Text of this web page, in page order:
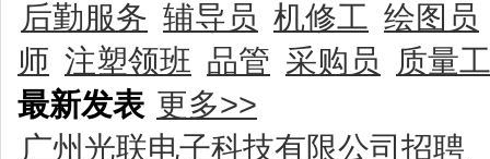
后勤服务 辅导员 机修工 绘图员
师 注塑领班 品管 采购员
质量
最新发表 更多>>
广州光联电子科技有限公司招聘